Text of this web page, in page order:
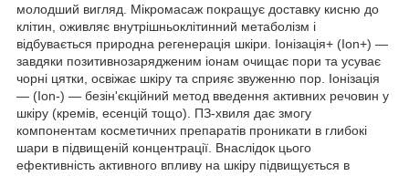
молодший вигляд. Мікромасаж покращує доставку кисню до
клітин, оживляє внутрішньоклітинний метаболізм і
відбувається природна регенерація шкіри. Іонізація+ (Ion+) —
завдяки позитивнозарядженим іонам очищає пори та усуває
чорні цятки, освіжає шкіру та сприяє звуженню пор. Іонізація
— (Ion-) — безін'єкційний метод введення активних речовин у
шкіру (кремів, есенцій тощо). ПЗ-хвиля дає змогу
компонентам косметичних препаратів проникати в глибокі
шари в підвищеній концентрації. Внаслідок цього
ефективність активного впливу на шкіру підвищується в